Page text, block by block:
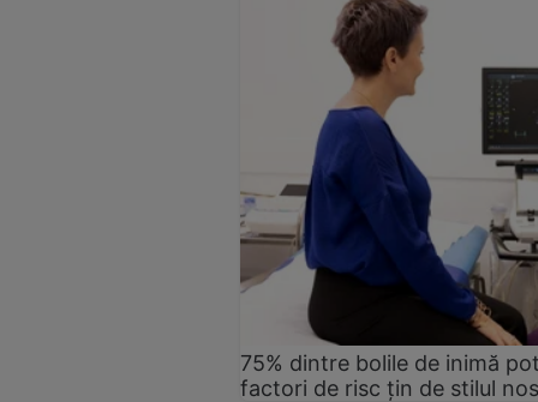
75% dintre bolile de inimă
factori de risc țin de stilul